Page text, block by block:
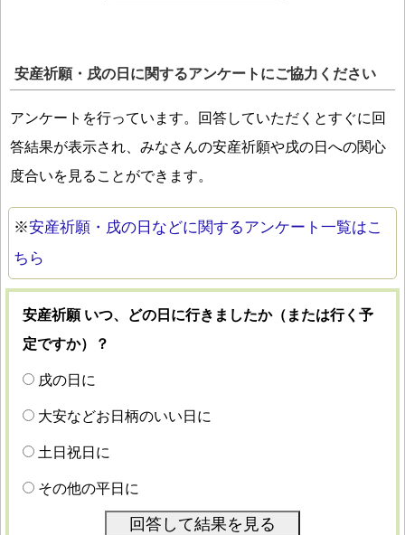
安産祈願・戌の日に関するアンケートにご協力ください
アンケートを行っています。回答していただくとすぐに回
答結果が表示され、みなさんの安産祈願や戌の日への関心
度合いを見ることができます。
※安産祈願・戌の日などに関するアンケート一覧はこ
ちら
安産祈願 いつ、どの日に行きましたか（または行く予
定ですか）？
戌の日に
大安などお日柄のいい日に
土日祝日に
その他の平日に